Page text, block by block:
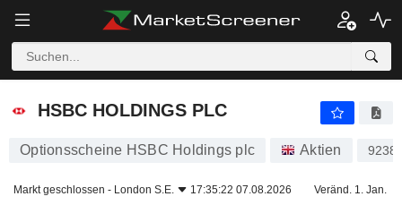
HSBC HOLDINGS PLC
HSBC HOLDINGS PLC
Optionsscheine HSBC Holdings plc Aktien
Markt geschlossen - London S.E. 17:35:22 07.08.2026 Veränd. 1. Jan.